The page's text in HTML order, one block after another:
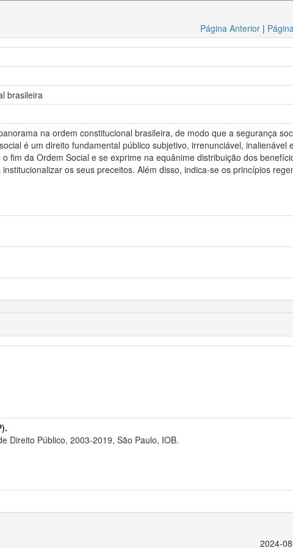
Página Anterior |
brasileira
na ordem constitucional brasileira, de modo que a segurança
é um direito fundamental público subjetivo, irrenunciável, inalienável
fim da Ordem Social e se exprime na equânime distribuição dos
os seus preceitos. Além disso, indica-se os princípios
Direito Público, 2003-2019, São Paulo, IOB.
2024-